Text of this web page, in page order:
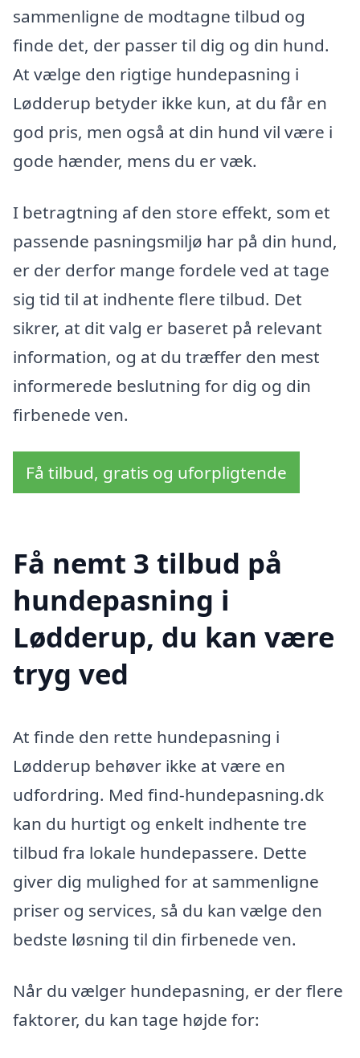
sammenligne de modtagne tilbud og
finde det, der passer til dig og din hund.
At vælge den rigtige hundepasning i
Lødderup betyder ikke kun, at du får en
god pris, men også at din hund vil være i
gode hænder, mens du er væk.
I betragtning af den store effekt, som et
passende pasningsmiljø har på din hund,
er der derfor mange fordele ved at tage
sig tid til at indhente flere tilbud. Det
sikrer, at dit valg er baseret på relevant
information, og at du træffer den mest
informerede beslutning for dig og din
firbenede ven.
Få tilbud, gratis og uforpligtende
Få nemt 3 tilbud på
hundepasning i
Lødderup, du kan være
tryg ved
At finde den rette hundepasning i
Lødderup behøver ikke at være en
udfordring. Med find-hundepasning.dk
kan du hurtigt og enkelt indhente tre
tilbud fra lokale hundepassere. Dette
giver dig mulighed for at sammenligne
priser og services, så du kan vælge den
bedste løsning til din firbenede ven.
Når du vælger hundepasning, er der flere
faktorer, du kan tage højde for: